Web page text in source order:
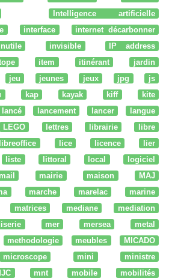
Intelligence artificielle
interface
internet décarbonner
invisible
IP address
item itinérant
jardin
jeu jeunes jeux jpg
js
kap kayak kiff
kite
lancé lancement lancer
langue
LEGO lettres librairie
libre
libreoffice lice licence
lier
liste littoral local
logiciel
mail mairie maison
MAJ
marche marelac
marine
matrices mediane
mediation
mer mersea
metal
methodologie meubles
MICADO
microscope mini
ministre
mnt mobile
mobilités